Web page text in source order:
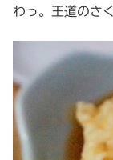
わっ。王道のさ